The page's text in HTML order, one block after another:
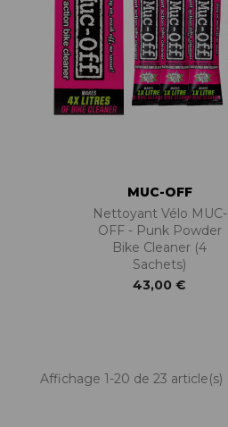
MUC-OFF
Nettoyant Vélo MUC-
OFF - Punk Powder
Bike Cleaner (4
Sachets)
43,00 €
Affichage 1-20 de 23 article(s)